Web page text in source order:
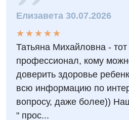
Детская оториноларингология
Детская офтальмология
Детская урология
Детская хирургия
Детская эндокринология
Педиатрия
Елизавета 30.07.2026
★
★
★
★
★
★ ★ ★ ★ ★
Татьяна Михайловна - тот
профессионал, кому
доверить здоровье
всю информацию по
вопросу, даже более))
" прос...